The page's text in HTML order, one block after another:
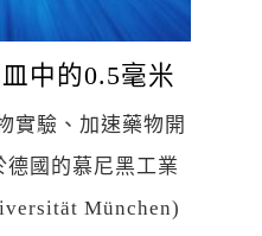
中的0.5毫米
實驗、加速藥物開
國的慕尼黑工業
München)